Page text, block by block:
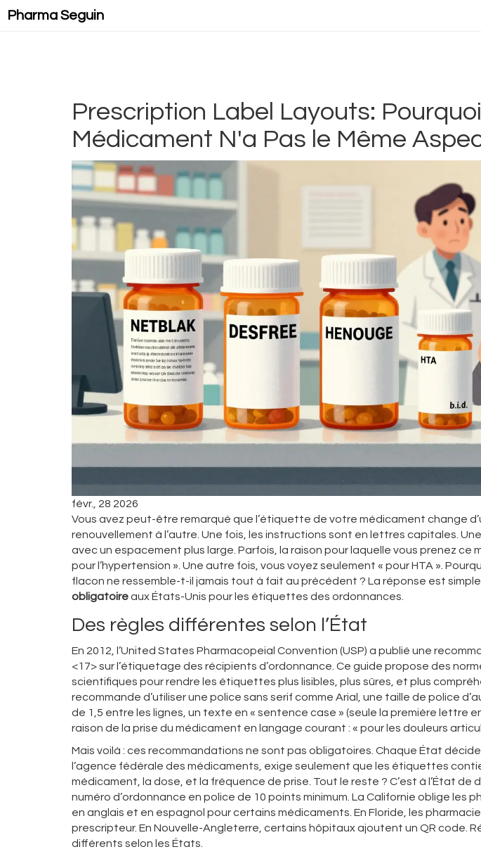
Pharma Seguin
Prescription Label Layouts:
Médicament N'a Pas le Même
févr., 28 2026
Vous avez peut-être remarqué que l’étiquette de votre médicament change
renouvellement à l’autre. Une fois, les instructions sont en lettres capitales.
avec un espacement plus large. Parfois, la raison pour laquelle vous prenez ce
pour l’hypertension ». Une autre fois, vous voyez seulement « pour HTA ».
flacon ne ressemble-t-il jamais tout à fait au précédent ? La réponse est simple
obligatoireaux États-Unis pour les étiquettes des ordonnances.
Des règles différentes selon l’État
En 2012, l’United States Pharmacopeial Convention (USP) a publié une
<17> sur l’étiquetage des récipients d’ordonnance. Ce guide propose des
scientifiques pour rendre les étiquettes plus lisibles, plus sûres, et plus
recommande d’utiliser une police sans serif comme Arial, une taille de police
de 1,5 entre les lignes, un texte en « sentence case » (seule la première lettre
raison de la prise du médicament en langage courant : « pour les douleurs
Mais voilà : ces recommandations ne sont pas obligatoires. Chaque État décide
l’agence fédérale des médicaments, exige seulement que les étiquettes
médicament, la dose, et la fréquence de prise. Tout le reste ? C’est à l’État de
numéro d’ordonnance en police de 10 points minimum. La Californie oblige les
en anglais et en espagnol pour certains médicaments. En Floride, les
prescripteur. En Nouvelle-Angleterre, certains hôpitaux ajoutent un QR code.
différents selon les États.